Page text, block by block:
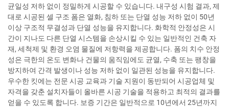
균일성 저하 없이 정밀하게 시공할 수 있습니다. 내구성 시험 결과, 제
대로 시공된 셀 구조 폼은 열화, 침하 또는 단열 성능 저하 없이 50년
이상 구조적 무결성과 단열 성능을 유지합니다. 화학적 안정성은 시
간이 지나도 다른 단열 시스템을 손상시킬 수 있는 일반적인 건축 자
재, 세척제 및 환경 오염 물질에 저항력을 제공합니다. 폼의 치수 안정
성은 극한의 온도 변화나 건물의 움직임에도 균열, 수축 또는 팽창을
방지하여 간격 발생이나 성능 저하 없이 일관된 성능을 유지합니다.
우수한 킷에는 전문 시공 교육과 기술 지원이 동반되어 시공업체 및
자격을 갖춘 설치자들이 올바른 시공 기술을 적용하고 최적의 결과를
얻을 수 있도록 합니다. 보증 기간은 일반적으로 10년에서 25년까지